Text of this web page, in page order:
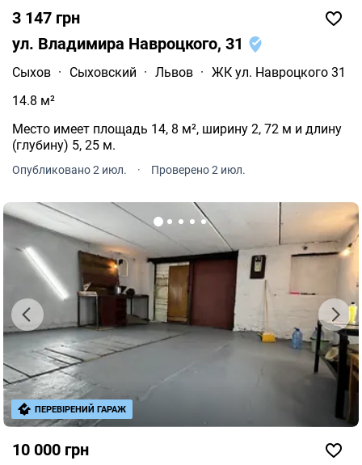
3 147 грн
ул. Владимира Навроцкого, 31
Сыхов · Сыховский · Львов · ЖК ул. Навроцкого 31
14.8 м²
Место имеет площадь 14, 8 м², ширину 2, 72 м и длину
(глубину) 5, 25 м.
Опубликовано 2 июл. · Проверено 2 июл.
10 000 грн
ПЕРЕВІРЕНИЙ ГАРАЖ